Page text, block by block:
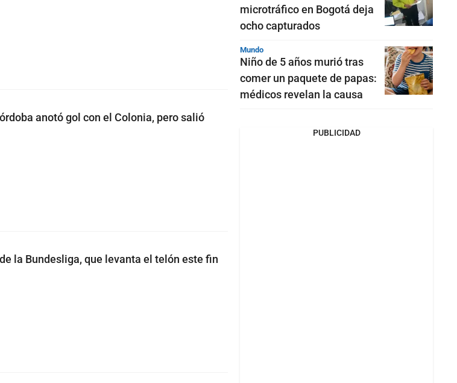
anotó gol con el Colonia, pero salió
la Bundesliga, que levanta el telón este fin
microtráfico en Bogotá deja
ocho capturados
Mundo
Niño de 5 años murió tras
comer un paquete de papas:
médicos revelan la causa
PUBLICIDAD